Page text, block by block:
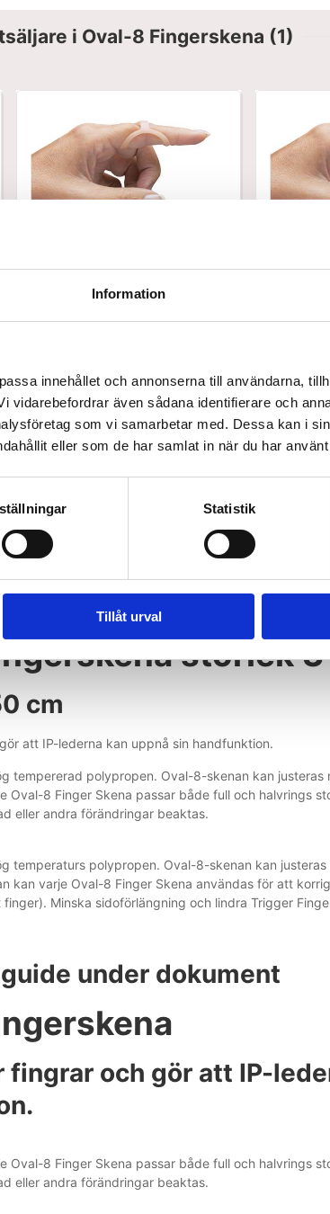
Information
innehållet och annonserna till användarna,
vidarebefordrar även sådana identifierare och
som vi samarbetar med. Dessa kan i
eller som de har samlat in när du har
Statistik
Tillåt urval
i Oval-8 Fingerskena (1)
NC58751-10
Lägg i varukorg
3 i lager
NC58751-07
7 i lager
storlek 3
cm
att IP-lederna kan uppnå sin handfunktion.
tempererad polypropen. Oval-8-skenan kan
Oval-8 Finger Skena passar både full och halvrings
eller andra förändringar beaktas.
temperaturs polypropen. Oval-8-skenan kan
kan varje Oval-8 Finger Skena användas för att
Minska sidoförlängning och lindra Trigger
under dokument
fingrar och gör att IP-
Oval-8 Finger Skena passar både full och halvrings
eller andra förändringar beaktas.